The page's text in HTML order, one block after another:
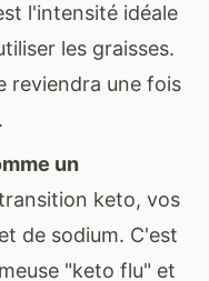
l'intensité idéale
les graisses.
reviendra une fois
un
keto, vos
de sodium. C'est
"keto flu" et